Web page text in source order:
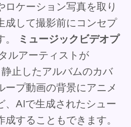
ロケーション写真を取り
成して撮影前にコンセプ
。
ミュージックビデオプ
ルアーティストが
止したアルバムのカバ
ープ動画の背景にアニメ
、AIで生成されたシュー
することもできます。